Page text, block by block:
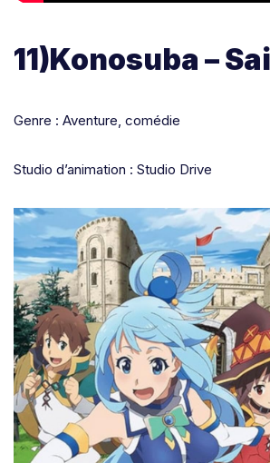
11)Konosuba –
Genre : Aventure, comédie
Studio d’animation : Studio Drive